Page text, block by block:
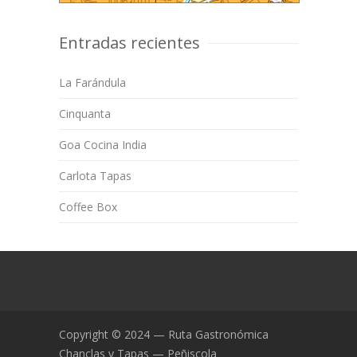
Entradas recientes
La Farándula
Cinquanta
Goa Cocina India
Carlota Tapas
Coffee Box
Copyright © 2024 — Ruta Gastronómica
Chanclas y Tapas — Peñiscola